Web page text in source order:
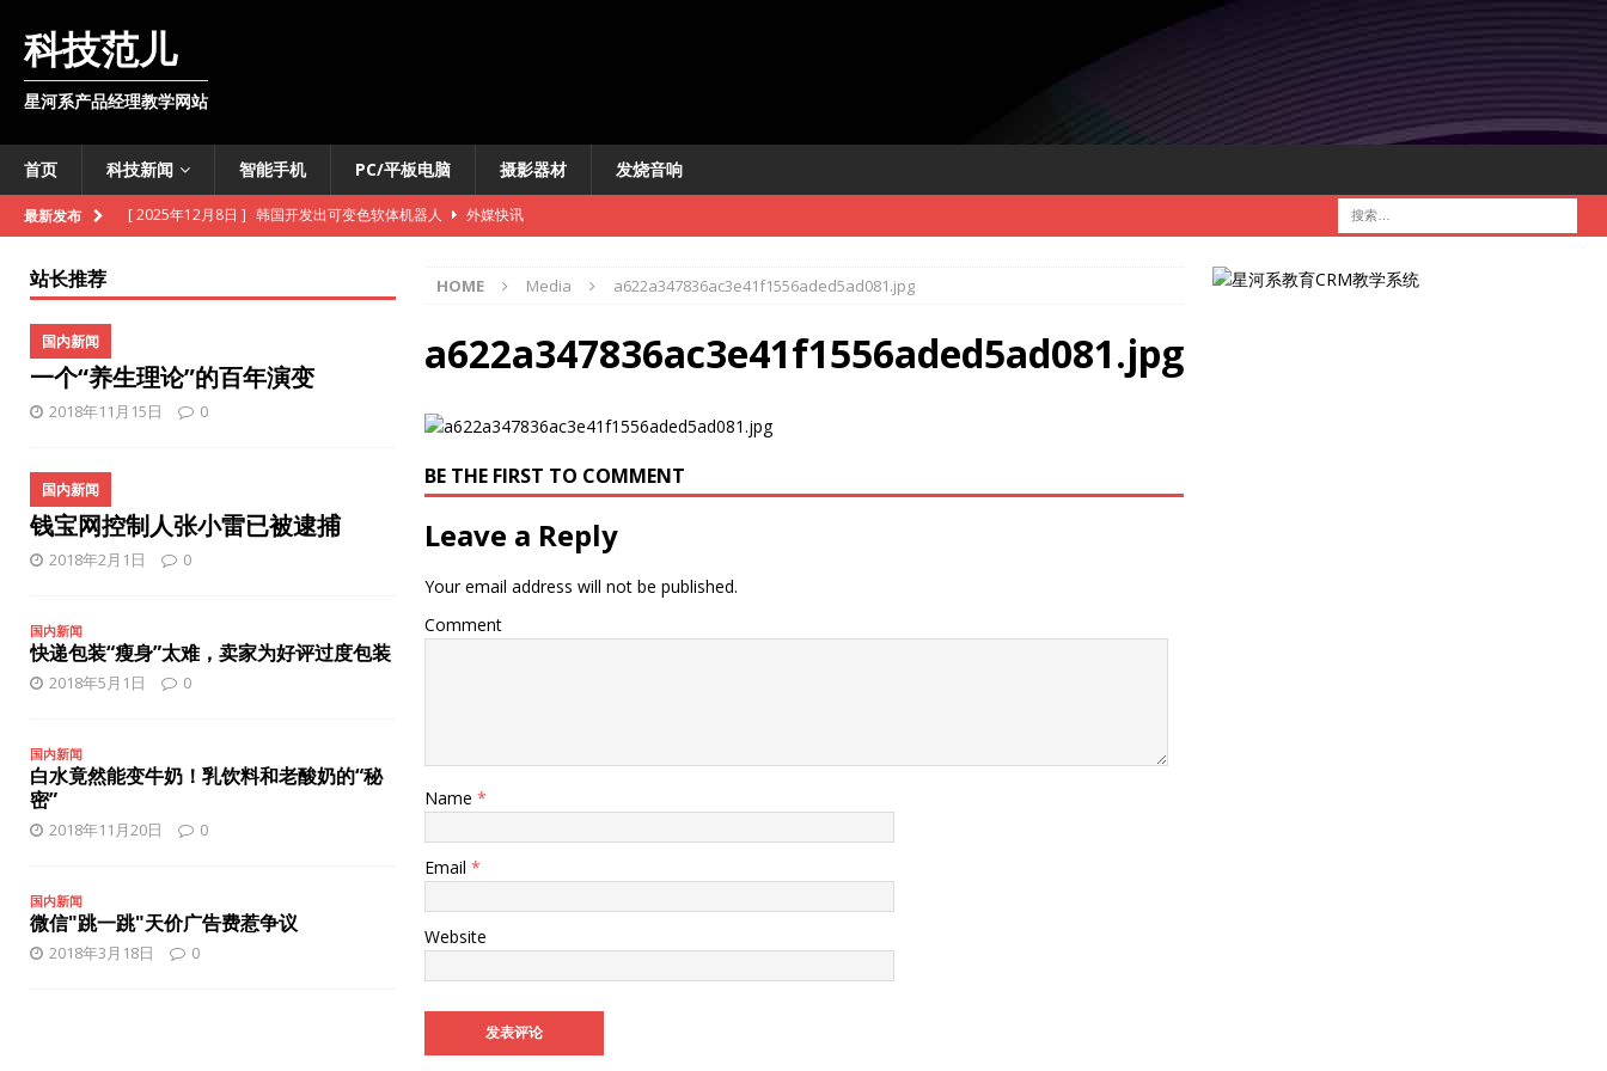
科技范儿
星河系产品经理教学网站
首页 科技新闻 智能手机 PC/平板电脑 摄影器材 发烧音响
最新发布 [ 2025年12月8日 ] 韩国开发出可变色软体机器人
外媒快讯
[ 2025年10月28日 ] 联通基站车开进明水古城
国内新闻
智能手机
[ 2025年10月27日 ] TCL推出智慧酒店电视机解决方案
[ 2025年10月27日 ]
法意两国联合开发月球核反应堆
外媒快讯
苹果或将推出3款新iPhone手机
智能手机
[ 2025年12月8日 ] iPhone 17 Pro缺少夜间人像模式？
智能手机
联想和戴尔：笔记本电脑将涨价 国内新闻
HOME Media a622a347836ac3e41f1556aded5ad081.jpg
a622a347836ac3e41f1556aded5ad081.jpg
BE THE FIRST TO COMMENT
Leave a Reply
Your email address will not be published.
Comment
Name *
Email *
Website
站长推荐
一个“养生理论”的百年演变
国内新闻
2018年11月15日 0
钱宝网控制人张小雷已被逮捕
国内新闻
2018年2月1日 0
国内新闻
快递包装“瘦身”太难，卖家为好评过度包装
2018年5月1日 0
国内新闻
白水竟然能变牛奶！乳饮料和老酸奶的“秘
密”
2018年11月20日 0
国内新闻
微信"跳一跳"天价广告费惹争议
2018年3月18日 0